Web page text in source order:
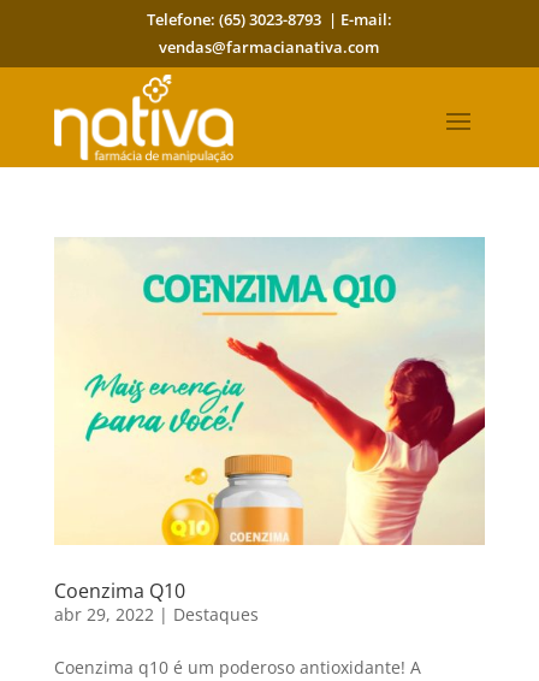
Telefone: (65) 3023-8793 | E-mail:
vendas@farmacianativa.com
Coenzima Q10
abr 29, 2022| Destaques
Coenzima q10 é um poderoso antioxidante! A